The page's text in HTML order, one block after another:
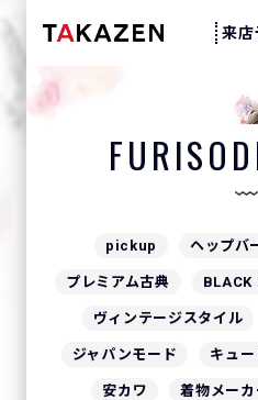
来店
振袖ス
pickup ヘップバ
プレミアム古典 BLACK
ヴィンテージスタイル
ジャパンモード キュ
安カワ 着物メーカ